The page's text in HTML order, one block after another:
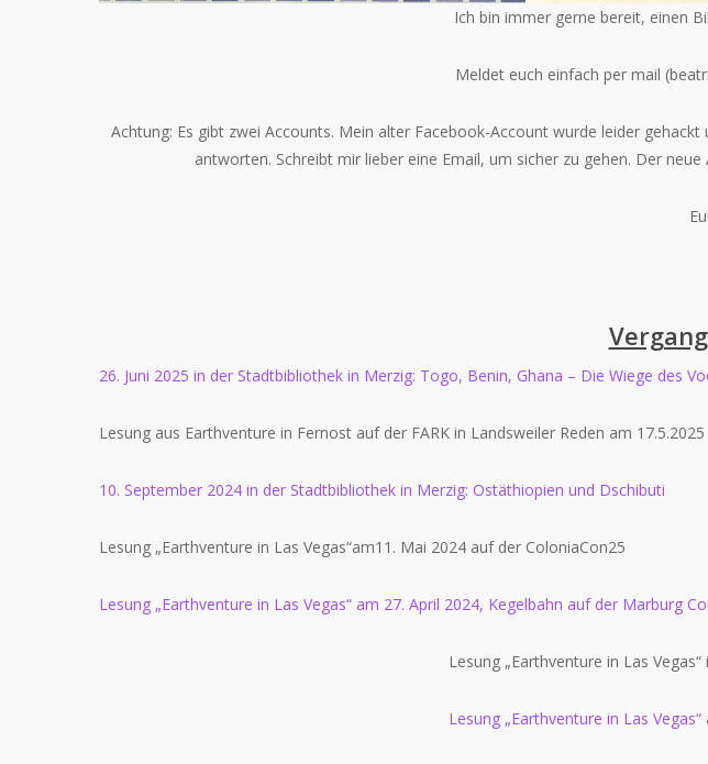
Ich bin immer gerne bereit, einen
Meldet euch einfach per mail
Achtung: Es gibt zwei Accounts. Mein alter Facebook-Account wurde leider
antworten. Schreibt mir lieber eine Email, um sicher zu gehen. Der
26. Juni 2025 in der Stadtbibliothek in Merzig: Togo, Benin, Ghana – Die Wiege des
Lesung aus Earthventure in Fernost auf der FARK in Landsweiler Reden am 17.5.2025
10. September 2024 in der Stadtbibliothek in Merzig: Ostäthiopien und Dschibuti
Lesung „Earthventure in Las Vegas“am11. Mai 2024 auf der ColoniaCon25
Lesung „Earthventure in Las Vegas“ am 27. April 2024, Kegelbahn auf der Marburg
Lesung „Earthventure in Las
Lesung „Earthventure in Las